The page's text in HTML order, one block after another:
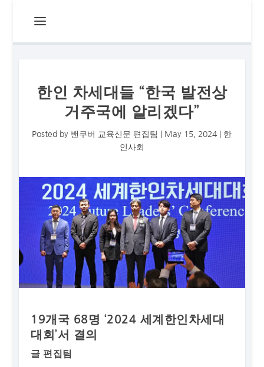
한인 차세대들 “한국 발전상
거주국에 알리겠다”
Posted by 밴쿠버 교육신문 편집팀 May 15, 2024
한
인사회
19개국 68명 ‘2024 세계한인차세대
대회’서 결의
글 편집팀